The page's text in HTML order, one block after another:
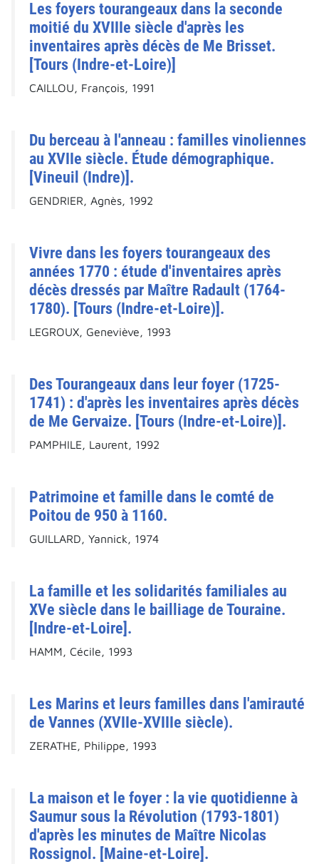
Les foyers tourangeaux dans la seconde
moitié du XVIIIe siècle d'après les
inventaires après décès de Me Brisset.
[Tours (Indre-et-Loire)]
CAILLOU, François, 1991
Du berceau à l'anneau : familles vinoliennes
au XVIIe siècle. Étude démographique.
[Vineuil (Indre)].
GENDRIER, Agnès, 1992
Vivre dans les foyers tourangeaux des
années 1770 : étude d'inventaires après
décès dressés par Maître Radault (1764-
1780). [Tours (Indre-et-Loire)].
LEGROUX, Geneviève, 1993
Des Tourangeaux dans leur foyer (1725-
1741) : d'après les inventaires après décès
de Me Gervaize. [Tours (Indre-et-Loire)].
PAMPHILE, Laurent, 1992
Patrimoine et famille dans le comté de
Poitou de 950 à 1160.
GUILLARD, Yannick, 1974
La famille et les solidarités familiales au
XVe siècle dans le bailliage de Touraine.
[Indre-et-Loire].
HAMM, Cécile, 1993
Les Marins et leurs familles dans l'amirauté
de Vannes (XVIIe-XVIIIe siècle).
ZERATHE, Philippe, 1993
La maison et le foyer : la vie quotidienne à
Saumur sous la Révolution (1793-1801)
d'après les minutes de Maître Nicolas
Rossignol. [Maine-et-Loire].